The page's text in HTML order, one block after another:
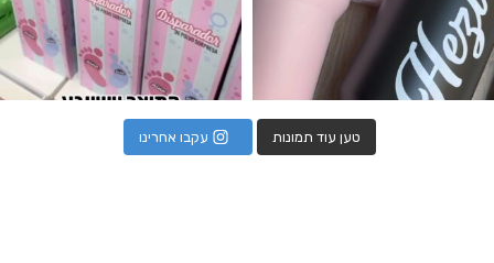
טען עוד תמונות עקבו אחרינו